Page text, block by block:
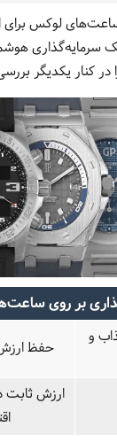
لوکس برای
در کنار یکدیگر
بر روی
و
حفظ
ارزش ثابت